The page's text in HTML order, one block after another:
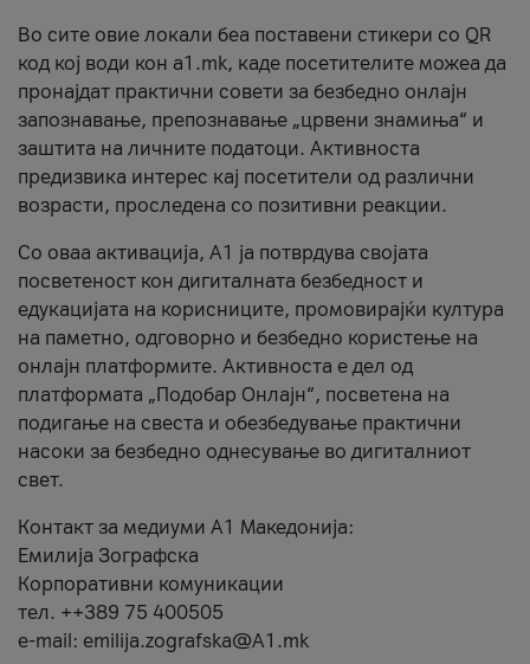
Во сите овие локали беа поставени стикери со QR
код кој води кон a1.mk, каде посетителите можеа да
пронајдат практични совети за безбедно онлајн
запознавање, препознавање „црвени знамиња“ и
заштита на личните податоци. Активноста
предизвика интерес кај посетители од различни
возрасти, проследена со позитивни реакции.
Со оваа активација, А1 ја потврдува својата
посветеност кон дигиталната безбедност и
едукацијата на корисниците, промовирајќи култура
на паметно, одговорно и безбедно користење на
онлајн платформите. Активноста е дел од
платформата „Подобар Онлајн“, посветена на
подигање на свеста и обезбедување практични
насоки за безбедно однесување во дигиталниот
свет.
Контакт за медиуми А1 Македонија:
Емилија Зографска
Корпоративни комуникации
тел. ++389 75 400505
e-mail: emilija.zografska@A1.mk